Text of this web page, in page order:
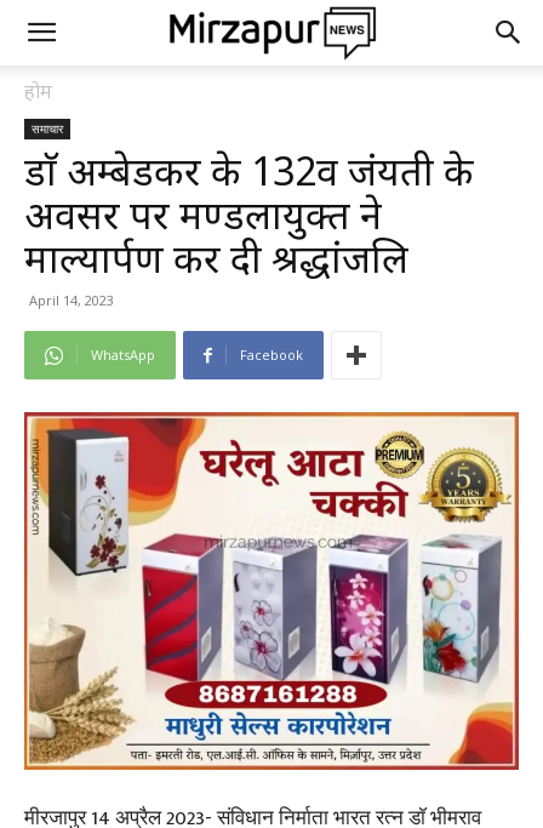
होम
समाचार
डाॅ अम्बेडकर के 132वीं जंयती के
अवसर पर मण्डलायुक्त ने
माल्यार्पण कर दी श्रद्धांजलि
April 14, 2023
WhatsApp Facebook
मीरजापुर 14 अप्रैल 2023- संविधान निर्माता भारत रत्न डाॅ भीमराव